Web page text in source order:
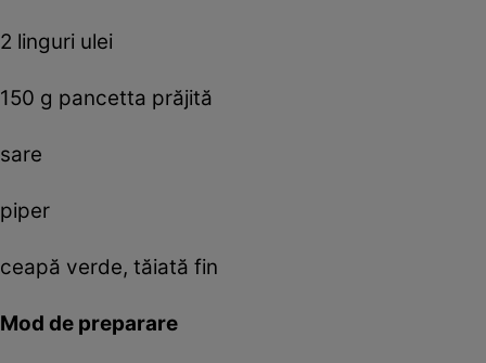
2 linguri ulei
150 g pancetta prăjită
sare
piper
ceapă verde, tăiată fin
Mod de preparare